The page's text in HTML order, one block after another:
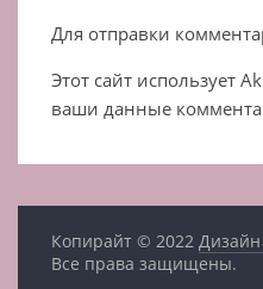
Для отправки
Этот сайт использует
ваши данные
Копирайт © 2022
Все права защищены.